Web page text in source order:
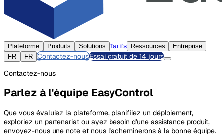
Plateforme Produits Solutions Tarifs Ressources
Entreprise
FR
FR Contactez-nousEssai gratuit de 14 jours
Contactez-nous
Parlez à l'équipe EasyControl
Que vous évaluiez la plateforme, planifiiez un déploiement,
exploriez un partenariat ou ayez besoin d'une assistance produit,
envoyez-nous une note et nous l'acheminerons à la bonne équipe.